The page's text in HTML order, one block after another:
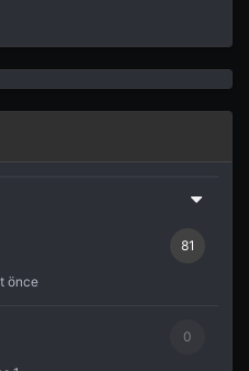
81
önce
0